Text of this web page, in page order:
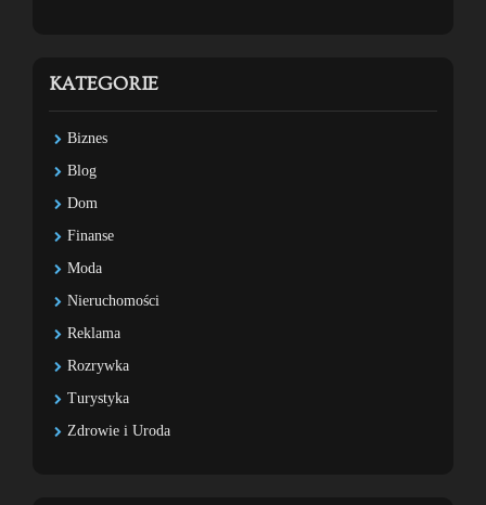
KATEGORIE
Biznes
Blog
Dom
Finanse
Moda
Nieruchomości
Reklama
Rozrywka
Turystyka
Zdrowie i Uroda